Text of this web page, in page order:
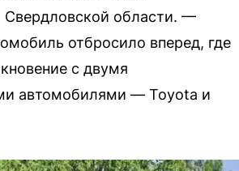
области. —
отбросило вперед, где
с двумя
автомобилями — Toyota и